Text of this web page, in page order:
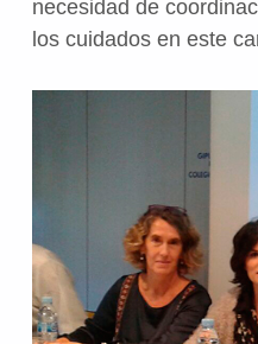
necesidad de
los cuidados en este